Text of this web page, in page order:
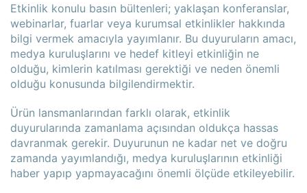
Etkinlik konulu basın bültenleri; yaklaşan konferanslar,
webinarlar, fuarlar veya kurumsal etkinlikler hakkında
bilgi vermek amacıyla yayımlanır. Bu duyuruların amacı,
medya kuruluşlarını ve hedef kitleyi etkinliğin ne
olduğu, kimlerin katılması gerektiği ve neden önemli
olduğu konusunda bilgilendirmektir.
Ürün lansmanlarından farklı olarak, etkinlik
duyurularında zamanlama açısından oldukça hassas
davranmak gerekir. Duyurunun ne kadar net ve doğru
zamanda yayımlandığı, medya kuruluşlarının etkinliği
haber yapıp yapmayacağını önemli ölçüde etkileyebilir.